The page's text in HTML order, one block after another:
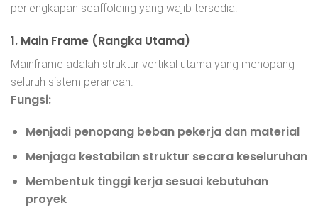
perlengkapan scaffolding yang wajib tersedia:
1. Main Frame (Rangka Utama)
Mainframe adalah struktur vertikal utama yang menopang
seluruh sistem perancah.
Fungsi:
Menjadi penopang beban pekerja dan material
Menjaga kestabilan struktur secara keseluruhan
Membentuk tinggi kerja sesuai kebutuhan
proyek